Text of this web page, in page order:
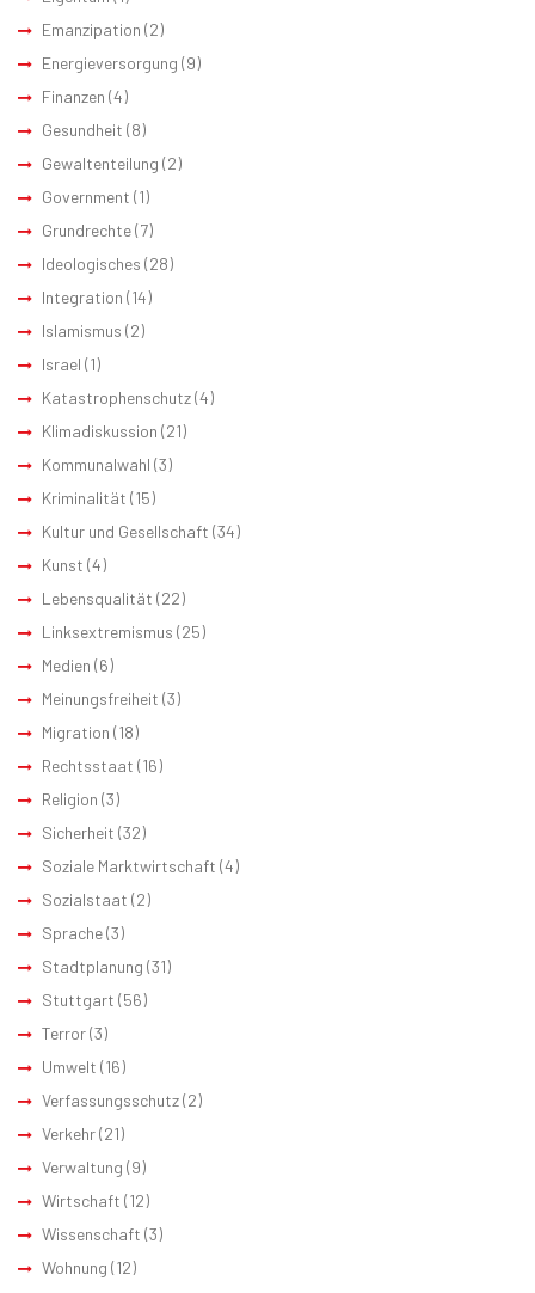
Emanzipation (2)
Energieversorgung (9)
Finanzen (4)
Gesundheit (8)
Gewaltenteilung (2)
Government (1)
Grundrechte(7)
Ideologisches (28)
Integration (14)
Islamismus (2)
Israel (1)
Katastrophenschutz(4)
Klimadiskussion (21)
Kommunalwahl (3)
Kriminalität (15)
Kultur und Gesellschaft (34)
Kunst (4)
Lebensqualität (22)
Linksextremismus (25)
Medien (6)
Meinungsfreiheit (3)
Migration (18)
Rechtsstaat (16)
Religion (3)
Sicherheit (32)
Soziale Marktwirtschaft (4)
Sozialstaat (2)
Sprache(3)
Stadtplanung (31)
Stuttgart (56)
Terror(3)
Umwelt (16)
Verfassungsschutz(2)
Verkehr(21)
Verwaltung (9)
Wirtschaft (12)
Wissenschaft (3)
Wohnung (12)